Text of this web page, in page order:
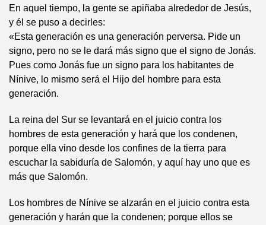
En aquel tiempo, la gente se apiñaba alrededor de Jesús,
y él se puso a decirles:
«Esta generación es una generación perversa. Pide un
signo, pero no se le dará más signo que el signo de Jonás.
Pues como Jonás fue un signo para los habitantes de
Nínive, lo mismo será el Hijo del hombre para esta
generación.
La reina del Sur se levantará en el juicio contra los
hombres de esta generación y hará que los condenen,
porque ella vino desde los confines de la tierra para
escuchar la sabiduría de Salomón, y aquí hay uno que es
más que Salomón.
Los hombres de Nínive se alzarán en el juicio contra esta
generación y harán que la condenen; porque ellos se